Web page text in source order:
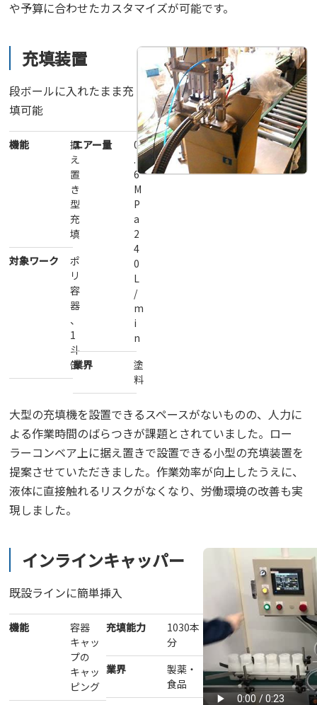
や予算に合わせたカスタマイズが可能です。
充填装置
段ボールに入れたまま充
填可能
機能
据
え
置
き
型
充
填
対象ワーク
ポ
リ
容
器
、
1
斗
缶
エアー量
0
.
6
M
P
a
2
4
0
L
/
m
i
n
業界
塗
料
大型の充填機を設置できるスペースがないものの、人力に
よる作業時間のばらつきが課題とされていました。ロー
ラーコンベア上に据え置きで設置できる小型の充填装置を
提案させていただきました。作業効率が向上したうえに、
液体に直接触れるリスクがなくなり、労働環境の改善も実
現しました。
インラインキャッパー
既設ラインに簡単挿入
機能
容器
キャッ
プの
キャッ
ピング
充填能力
1030本
分
業界
製薬・
食品